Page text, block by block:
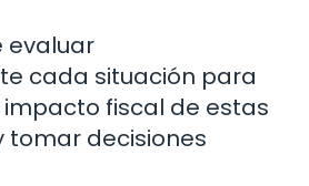
evaluar
cada situación para
fiscal de estas
tomar decisiones